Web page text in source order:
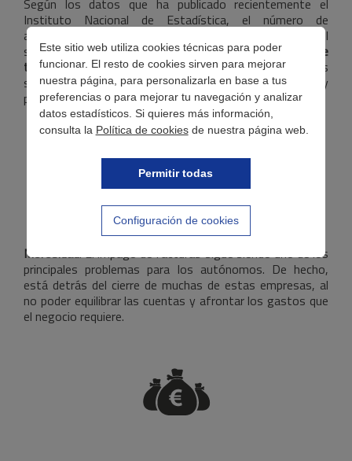
Este sitio web utiliza cookies técnicas para poder
funcionar. El resto de cookies sirven para mejorar
nuestra página, para personalizarla en base a tus
preferencias o para mejorar tu navegación y analizar
datos estadísticos. Si quieres más información,
consulta la Política de cookiesde nuestra página web.
Permitir todas
Configuración de cookies
Según los datos que ha publicado recientemente el
Instituto Nacional de Estadística, el número de
autónomos aumentó en 15.700 personas durante el
segundo trimestre de 2016, llegando a1.974.881 de
trabajadores autónomos en España. Sin embargo, estos
siguen teniendo los mismos quebraderos de cabeza y
problemas que afrontar:
Morosidad. El impago de facturas sigue siendo uno de los
principales problemas para los autónomos. De hecho,
está detrás del cierre de muchas de estas empresas, al
no poder equilibrar las cuentas y afrontar los gastos que
el negocio requiere.